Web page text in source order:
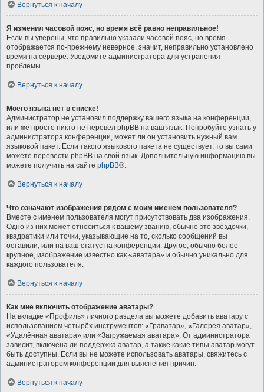
Вернуться к началу
Я изменил часовой пояс, но время всё равно неправильное!
Если вы уверены, что правильно указали часовой пояс, но время
отображается по-прежнему неверное, значит, неправильно установлено
время на сервере. Уведомите администратора для устранения
проблемы.
Вернуться к началу
Моего языка нет в списке!
Администратор не установил поддержку вашего языка на конференции,
или же просто никто не перевёл phpBB на ваш язык. Попробуйте узнать у
администратора конференции, может ли он установить нужный вам
языковой пакет. Если такого языкового пакета не существует, то вы сами
можете перевести phpBB на свой язык. Дополнительную информацию вы
можете получить на сайте phpBB®.
Вернуться к началу
Что означают изображения рядом с моим именем пользователя?
Вместе с именем пользователя могут присутствовать два изображения.
Одно из них может относиться к вашему званию, обычно это звёздочки,
квадратики или точки, указывающие на то, сколько сообщений вы
оставили, или на ваш статус на конференции. Другое, обычно более
крупное, изображение известно как «аватара» и обычно уникально для
каждого пользователя.
Вернуться к началу
Как мне включить отображение аватары?
На вкладке «Профиль» личного раздела вы можете добавить аватару с
использованием четырёх инструментов: «Граватар», «Галерея аватар»,
«Удалённая аватара» или «Загружаемая аватара». От администратора
зависит, включена ли поддержка аватар, а также какие типы аватар могут
быть доступны. Если вы не можете использовать аватары, свяжитесь с
администратором конференции для выяснения причин.
Вернуться к началу